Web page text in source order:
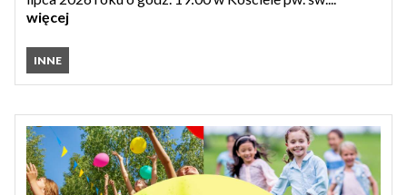
więcej
INNE